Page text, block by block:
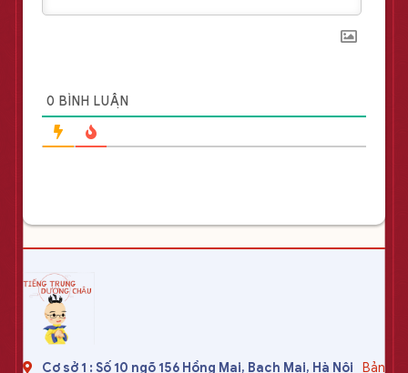
0 BÌNH LUẬN
Cơ sở 1 : Số 10 ngõ 156 Hồng Mai, Bạch Mai, Hà Nội
Bản